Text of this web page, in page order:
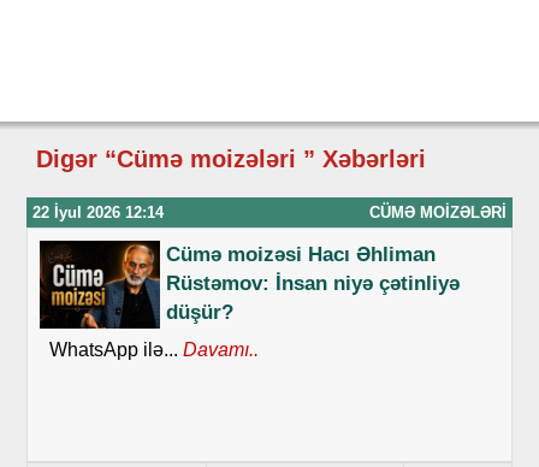
Digər “Cümə moizələri ” Xəbərləri
22 İyul 2026 12:14 CÜMƏ MOIZƏLƏRI
Cümə moizəsi Hacı Əhliman
Rüstəmov: İnsan niyə çətinliyə
düşür?
WhatsApp ilə... Davamı..